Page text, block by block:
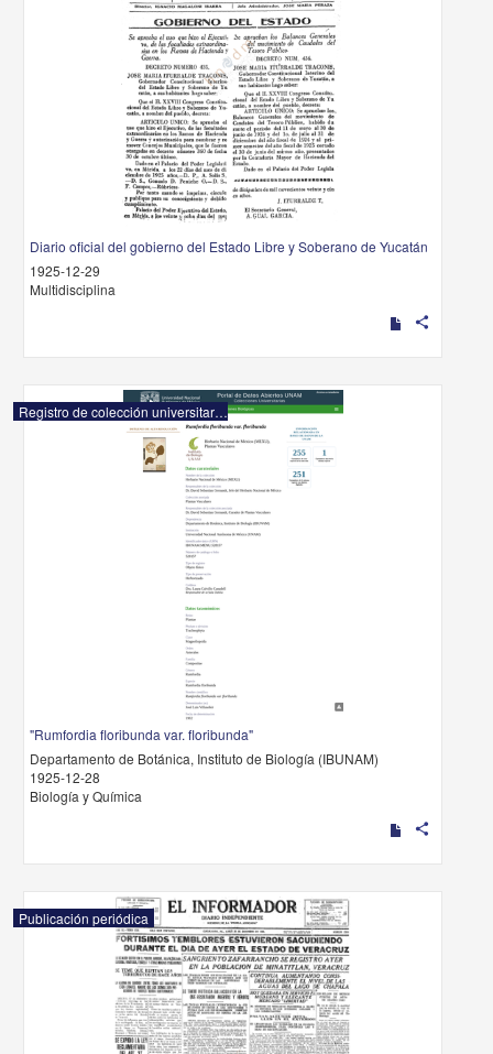
Diario oficial del gobierno del Estado Libre y Soberano de Yucatán
1925-12-29
Multidisciplina
share
Registro de colección universitaria
"Rumfordia floribunda var. floribunda"
Departamento de Botánica, Instituto de Biología (IBUNAM)
1925-12-28
Biología y Química
share
Publicación periódica